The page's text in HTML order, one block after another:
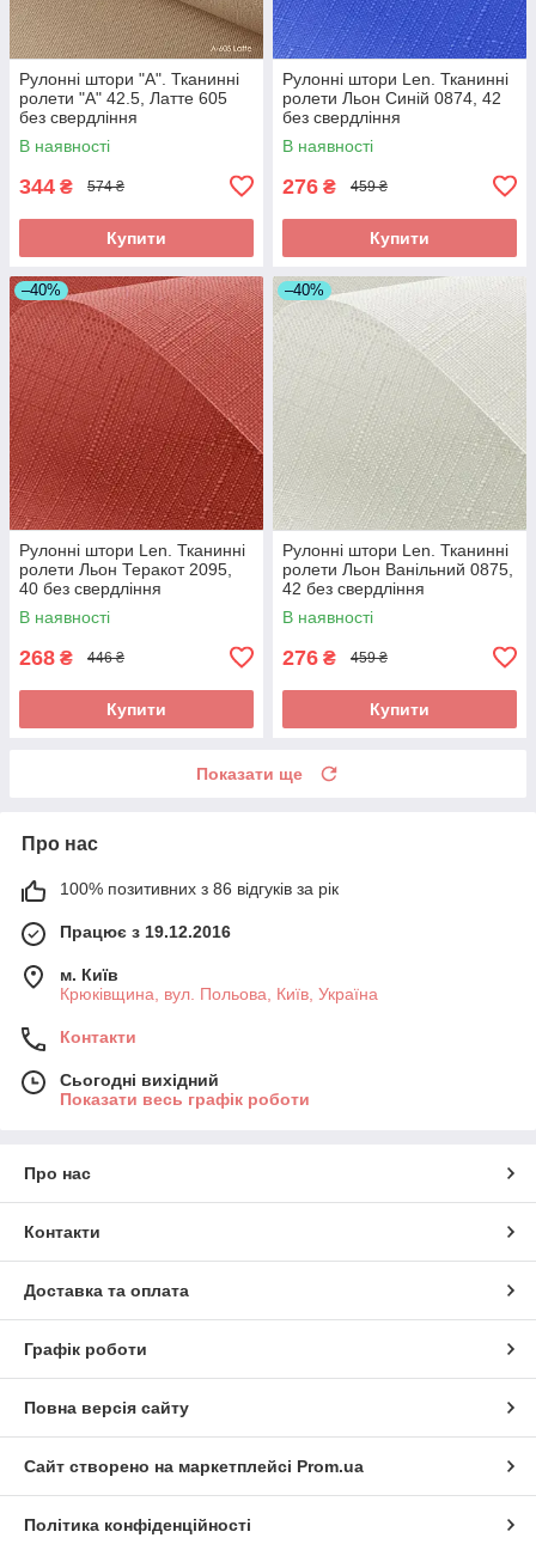
Рулонні штори "A". Тканинні
ролети "А" 42.5, Латте 605
без свердління
В наявності
344 ₴ 574 ₴
Купити
Рулонні штори Len. Тканинні
ролети Льон Синій 0874, 42
без свердління
В наявності
276 ₴ 459 ₴
Купити
–40%
Рулонні штори Len. Тканинні
ролети Льон Теракот 2095,
40 без свердління
В наявності
268 ₴ 446 ₴
Купити
–40%
Рулонні штори Len. Тканинні
ролети Льон Ванільний 0875,
42 без свердління
В наявності
276 ₴ 459 ₴
Купити
Показати ще
Про нас
100% позитивних з 86 відгуків за рік
Працює з 19.12.2016
м. Київ
Крюківщина, вул. Польова, Київ, Україна
Контакти
Сьогодні вихідний
Показати весь графік роботи
Про нас
Контакти
Доставка та оплата
Графік роботи
Повна версія сайту
Сайт створено на маркетплейсі Prom.ua
Політика конфіденційності